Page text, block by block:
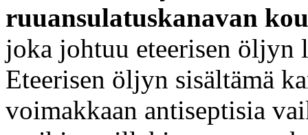
ruuansulatuskanavan
joka johtuu eteerisen öljyn
Eteerisen öljyn sisältämä
voimakkaan antiseptisia